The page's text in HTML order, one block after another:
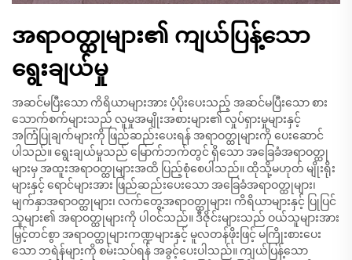
အရာဝတ္ထုများ၏ ကျယ်ပြန့်သော
ရွေးချယ်မှု
အဆင်မပြီးသော ကိရိယာများအား ပံ့ပိုးပေးသည့် အဆင်မပြီးသော စား
သောက်စက်များသည် လူမှုအမျိုးအစားများ၏ လှုပ်ရှားမှုများနှင့်
အကြံပြုချက်များကို ဖြည်ဆည်းပေးရန် အရာဝတ္ထုများကို ပေးဆောင်
ပါသည်။ ရွေးချယ်မှုသည် မြောက်ဘက်တွင် ရှိသော အခြေခံအရာဝတ္ထု
များမှ အထူးအရာဝတ္ထုများအထိ ပြည့်စုံစေပါသည်။ ထိုသို့မဟုတ် မျိုးရိုး
များနှင့် ရောင်များအား ဖြည်ဆည်းပေးသော အခြေခံအရာဝတ္ထုများ၊
မျက်နှာအရာဝတ္ထုများ၊ လက်တွေ့အရာဝတ္ထုများ၊ ကိရိယာများနှင့် ပြုပြင်
သူများ၏ အရာဝတ္ထုများကို ပါဝင်သည်။ ဒီဇိုင်းများသည် ဝယ်သူများအား
မြှင့်တင်စွာ အရာဝတ္ထုများကဏ္ဍများနှင့် မူလတန်ဖိုးဖြင့် မကြိုးစားပေး
သော ဘရဲန်များကို စမ်းသပ်ရန် အခွင့်ပေးပါသည်။ ကျယ်ပြန့်သော